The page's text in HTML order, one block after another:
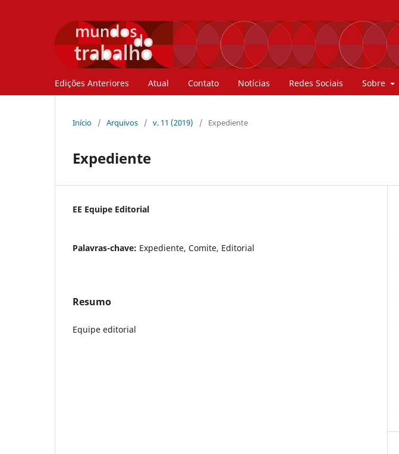
Edições Anteriores Atual Contato Notícias Redes Sociais Sobre
Início / Arquivos / v. 11 (2019) / Expediente
Expediente
EE Equipe Editorial
Palavras-chave: Expediente, Comite, Editorial
Resumo
Equipe editorial